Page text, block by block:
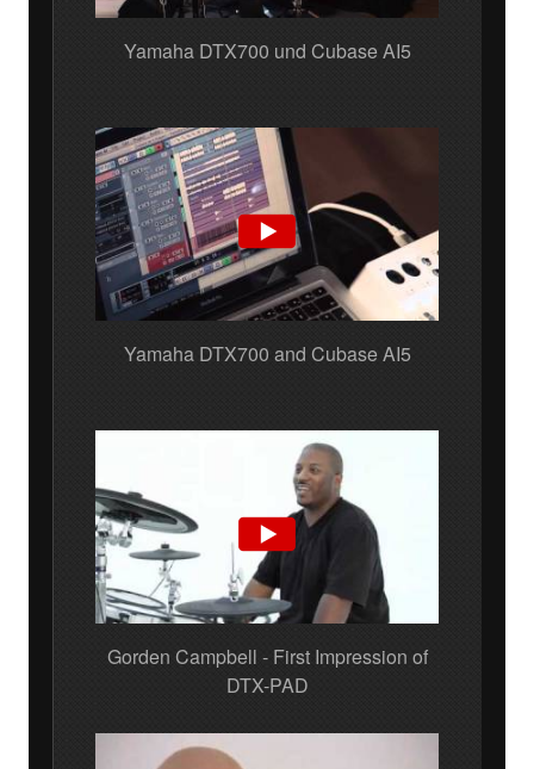
Yamaha DTX700 und Cubase AI5
Yamaha DTX700 and Cubase AI5
Gorden Campbell - First Impression of
DTX-PAD